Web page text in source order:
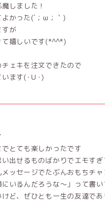
しました！
かった(´；ω；｀)
すが
て嬉しいです(*^^*)
ェキを注文できたので
ます(･Ｕ･)
とても楽しかったです
出せるものばかりでエモす
ッセージでたぶんおもちチ
いるんだろうな〜」って書
ど、ぜひとも一生の友達で